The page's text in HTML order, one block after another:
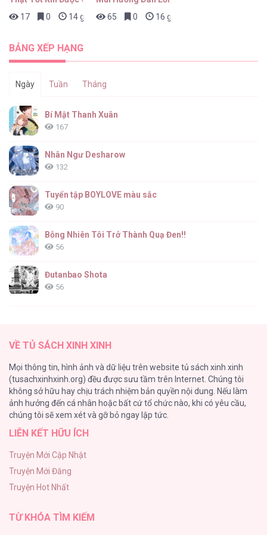
16
15
13
Sinh Bé Mèo Con Cho Tôi Nhanh! [...] – Chap
17
0 14 giờ trước
65
0 16 giờ trước
BẢNG XẾP HẠNG
Ngày Tuần Tháng
Bí Mật Thanh Xuân
167
Nhân Ngư Desharow
132
Tuyển tập BOYLOVE màu sắc
90
Bỗng Nhiên Tôi Trở Thành Quạ Đen!!
56
Đutanbao Shota
56
54
Một Đêm Nọ Đột Nhiên Yandere Tới!
51
Cách Khiến Phu Quân Đứng Về Phía Tôi
ONESHOT CHỊCH VỒN CHỊCH VÃ
47
VỀ TỦ SÁCH XINH XINH
Mọi thông tin, hình ảnh và dữ liệu trên website tủ sách xinh xinh
(tusachxinhxinh.org) đều được sưu tầm trên Internet. Chúng tôi
không sở hữu hay chịu trách nhiệm bản quyền nội dung. Nếu làm
ảnh hưởng đến cá nhân hoặc bất cứ tổ chức nào, khi có yêu cầu,
chúng tôi sẽ xem xét và gỡ bỏ ngay lập tức.
LIÊN KẾT HỮU ÍCH
Truyện Mới Cập Nhật
Truyện Mới Đăng
Truyện Hot Nhất
TỪ KHÓA TÌM KIẾM